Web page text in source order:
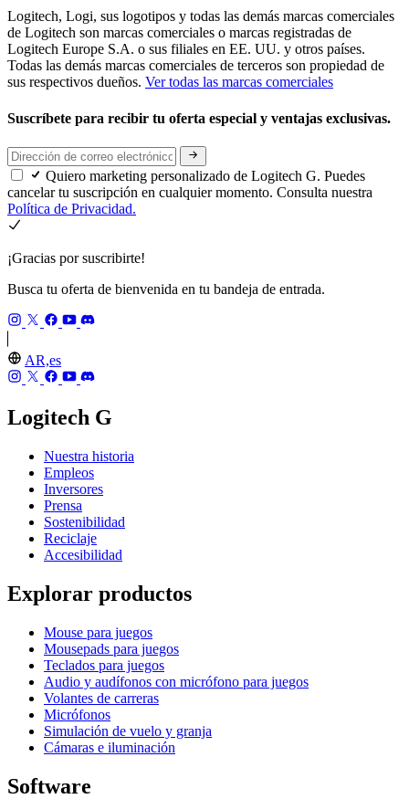
Logitech, Logi, sus logotipos y todas las demás marcas comerciales
de Logitech son marcas comerciales o marcas registradas de
Logitech Europe S.A. o sus filiales en EE. UU. y otros países.
Todas las demás marcas comerciales de terceros son propiedad de
sus respectivos dueños. Ver todas las marcas comerciales
Suscríbete para recibir tu oferta especial y ventajas exclusivas.
Quiero marketing personalizado de Logitech G. Puedes
cancelar tu suscripción en cualquier momento. Consulta nuestra
Política de Privacidad.
¡Gracias por suscribirte!
Busca tu oferta de bienvenida en tu bandeja de entrada.
AR,es
Logitech G
Nuestra historia
Empleos
Inversores
Prensa
Sostenibilidad
Reciclaje
Accesibilidad
Explorar productos
Mouse para juegos
Mousepads para juegos
Teclados para juegos
Audio y audífonos con micrófono para juegos
Volantes de carreras
Micrófonos
Simulación de vuelo y granja
Cámaras e iluminación
Software